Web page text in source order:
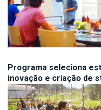
Programa seleciona
inovação e criação de